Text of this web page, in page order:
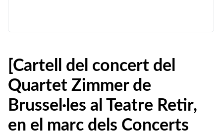
[Cartell del concert del
Quartet Zimmer de
Brussel·les al Teatre Retir,
en el marc dels Concerts